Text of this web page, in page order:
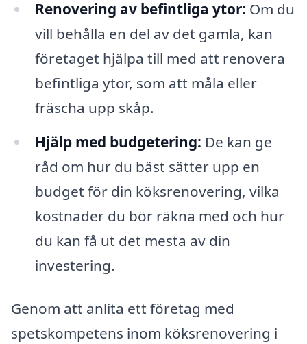
Renovering av befintliga ytor: Om du
vill behålla en del av det gamla, kan
företaget hjälpa till med att renovera
befintliga ytor, som att måla eller
fräscha upp skåp.
Hjälp med budgetering: De kan ge
råd om hur du bäst sätter upp en
budget för din köksrenovering, vilka
kostnader du bör räkna med och hur
du kan få ut det mesta av din
investering.
Genom att anlita ett företag med
spetskompetens inom köksrenovering i